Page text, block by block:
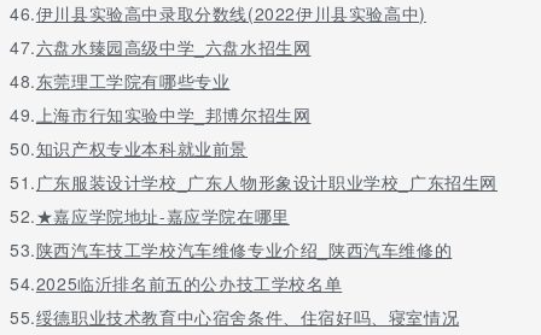
46.伊川县实验高中录取分数线(2022伊川县实验高中)
47.六盘水臻园高级中学_六盘水招生网
48.东莞理工学院有哪些专业
49.上海市行知实验中学_邦博尔招生网
50.知识产权专业本科就业前景
51.广东服装设计学校_广东人物形象设计职业学校_广东招生网
52.★嘉应学院地址-嘉应学院在哪里
53.陕西汽车技工学校汽车维修专业介绍_陕西汽车维修的
54.2025临沂排名前五的公办技工学校名单
55.绥德职业技术教育中心宿舍条件、住宿好吗、寝室情况